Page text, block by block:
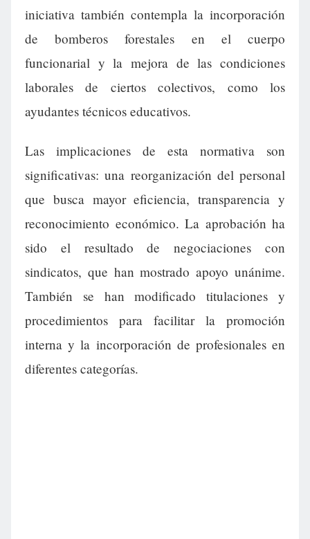
iniciativa también contempla la incorporación
de bomberos forestales en el cuerpo
funcionarial y la mejora de las condiciones
laborales de ciertos colectivos, como los
ayudantes técnicos educativos.
Las implicaciones de esta normativa son
significativas: una reorganización del personal
que busca mayor eficiencia, transparencia y
reconocimiento económico. La aprobación ha
sido el resultado de negociaciones con
sindicatos, que han mostrado apoyo unánime.
También se han modificado titulaciones y
procedimientos para facilitar la promoción
interna y la incorporación de profesionales en
diferentes categorías.